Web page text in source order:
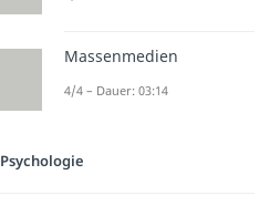
Massenmedien
4/4 – Dauer: 03:14
Psychologie